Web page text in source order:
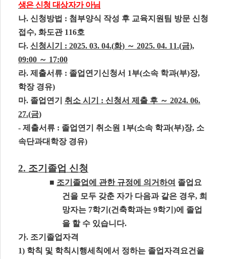
생은 신청 대상자가 아님
나. 신청방법 : 첨부양식 작성 후 교육지원팀 방문 신청
접수, 화도관 116호
다. 신청시기 : 2025. 03. 04.(화) ～ 2025. 04. 11.(금),
09:00 ～ 17:00
라. 제출서류 : 졸업연기신청서 1부(소속 학과(부)장,
학장 경유)
마. 졸업연기 취소 시기 : 신청서 제출 후 ～ 2024. 06.
27.(금)
- 제출서류 : 졸업연기 취소원 1부(소속 학과(부)장, 소
속단과대학장 경유)
2. 조기졸업 신청
■ 조기졸업에 관한 규정에 의거하여 졸업요
건을 모두 갖춘 자가 다음과 같은 경우, 희
망자는 7학기 (건축학과는 9학기 )에 졸업
을 할 수 있습니다.
가. 조기졸업자격
1) 학칙 및 학칙시행세칙에서 정하는 졸업자격요건을